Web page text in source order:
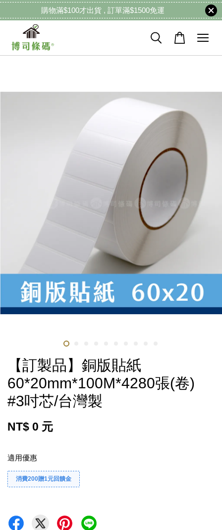
購物滿$100才出貨 , 訂單滿$1500免運
【訂製品】銅版貼紙
60*20mm*100M*4280張(卷)
#3吋芯/台灣製
NT$ 0 元
適用優惠
消費200贈1元回饋金